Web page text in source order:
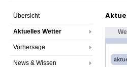
Übersicht
Aktuelles Wetter
Vorhersage
News & Wissen